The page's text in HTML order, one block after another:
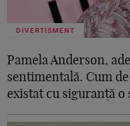
DIVERTISMENT
Pamela Anderson,
sentimentală. Cum
existat cu siguranță o